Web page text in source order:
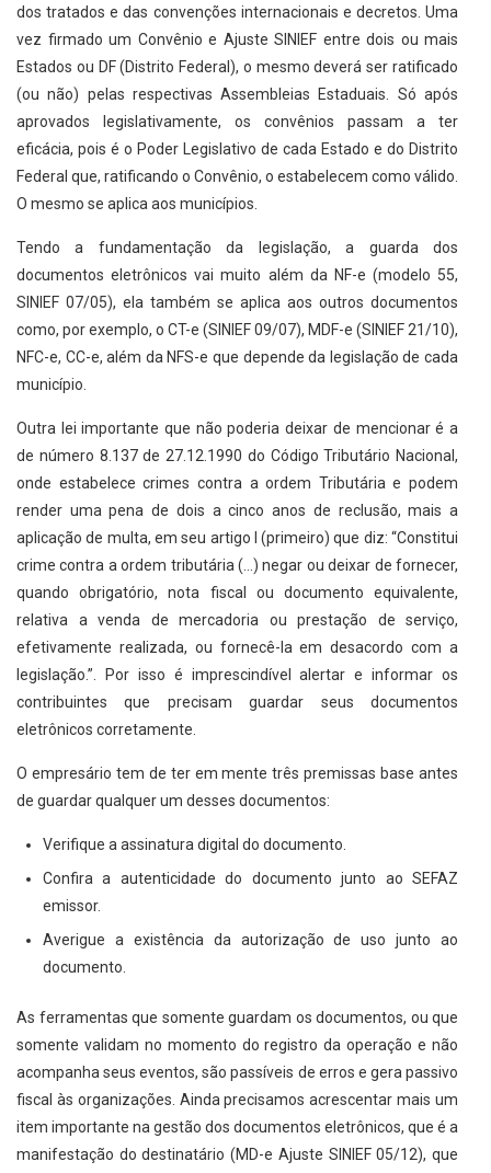
dos tratados e das convenções internacionais e decretos. Uma
vez firmado um Convênio e Ajuste SINIEF entre dois ou mais
Estados ou DF (Distrito Federal), o mesmo deverá ser ratificado
(ou não) pelas respectivas Assembleias Estaduais. Só após
aprovados legislativamente, os convênios passam a ter
eficácia, pois é o Poder Legislativo de cada Estado e do Distrito
Federal que, ratificando o Convênio, o estabelecem como válido.
O mesmo se aplica aos municípios.
Tendo a fundamentação da legislação, a guarda dos
documentos eletrônicos vai muito além da NF-e (modelo 55,
SINIEF 07/05), ela também se aplica aos outros documentos
como, por exemplo, o CT-e (SINIEF 09/07), MDF-e (SINIEF 21/10),
NFC-e, CC-e, além da NFS-e que depende da legislação de cada
município.
Outra lei importante que não poderia deixar de mencionar é a
de número 8.137 de 27.12.1990 do Código Tributário Nacional,
onde estabelece crimes contra a ordem Tributária e podem
render uma pena de dois a cinco anos de reclusão, mais a
aplicação de multa, em seu artigo I (primeiro) que diz: “Constitui
crime contra a ordem tributária (…) negar ou deixar de fornecer,
quando obrigatório, nota fiscal ou documento equivalente,
relativa a venda de mercadoria ou prestação de serviço,
efetivamente realizada, ou fornecê-la em desacordo com a
legislação.”. Por isso é imprescindível alertar e informar os
contribuintes que precisam guardar seus documentos
eletrônicos corretamente.
O empresário tem de ter em mente três premissas base antes
de guardar qualquer um desses documentos:
Verifique a assinatura digital do documento.
Confira a autenticidade do documento junto ao SEFAZ
emissor.
Averigue a existência da autorização de uso junto ao
documento.
As ferramentas que somente guardam os documentos, ou que
somente validam no momento do registro da operação e não
acompanha seus eventos, são passíveis de erros e gera passivo
fiscal às organizações. Ainda precisamos acrescentar mais um
item importante na gestão dos documentos eletrônicos, que é a
manifestação do destinatário (MD-e Ajuste SINIEF 05/12), que